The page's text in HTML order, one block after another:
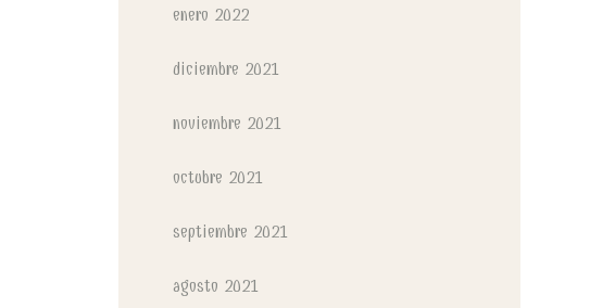
enero 2022
diciembre 2021
noviembre 2021
octubre 2021
septiembre 2021
agosto 2021